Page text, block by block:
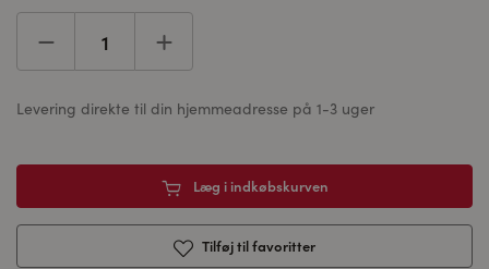
Levering direkte til din hjemmeadresse på 1-3 uger
Læg i indkøbskurven
Tilføj til favoritter